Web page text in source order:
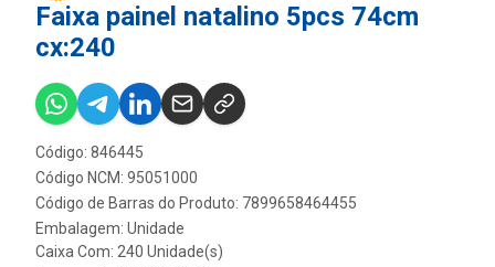
Faixa painel natalino 5pcs 74cm
cx:240
Código: 846445
Código NCM: 95051000
Código de Barras do Produto: 7899658464455
Embalagem: Unidade
Caixa Com: 240 Unidade(s)